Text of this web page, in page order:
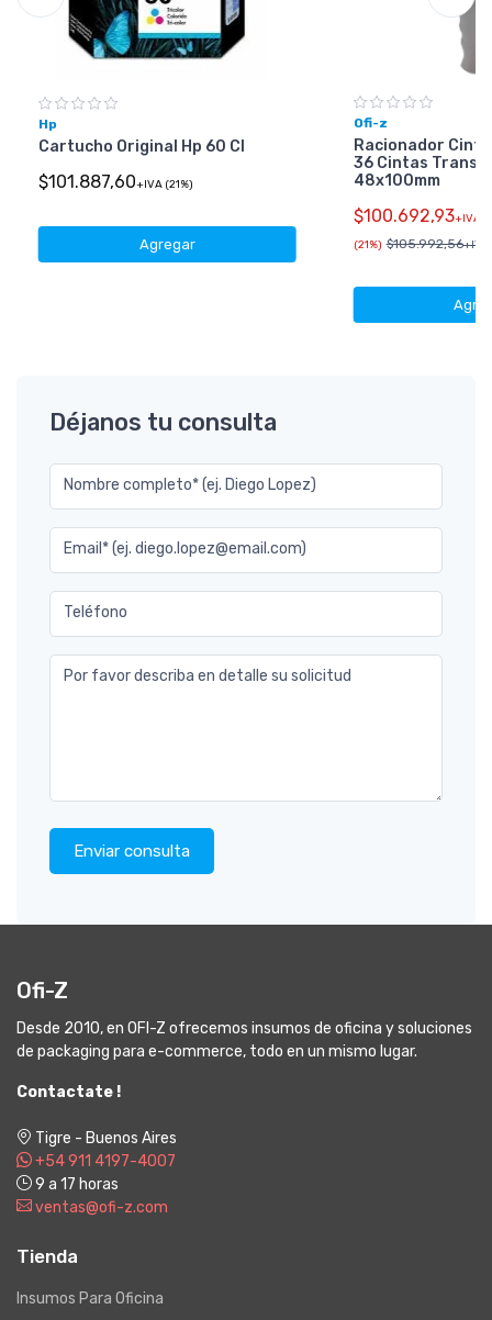
Hp
Cartucho Original Hp 60 Cl
$101.887,60+IVA (21%)
Agregar
Ofi-z
Racionador
36 Cintas
48x100mm
$100.692,93+IVA
(21%) $105.992,56+IVA
Déjanos tu consulta
Nombre completo* (ej. Diego Lopez)
Email* (ej. diego.lopez@email.com)
Teléfono
Por favor describa en detalle su solicitud
Enviar consulta
Ofi-Z
Desde 2010, en OFI-Z ofrecemos insumos de oficina y soluciones
de packaging para e-commerce, todo en un mismo lugar.
Contactate !
Tigre - Buenos Aires
+54 911 4197-4007
9 a 17 horas
ventas@ofi-z.com
Tienda
Insumos Para Oficina